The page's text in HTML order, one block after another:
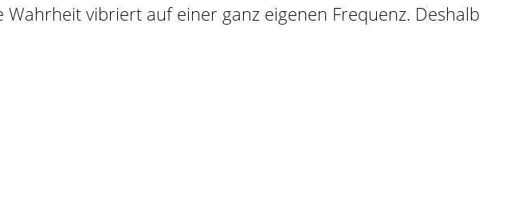
vibriert auf einer ganz eigenen Frequenz. Deshalb